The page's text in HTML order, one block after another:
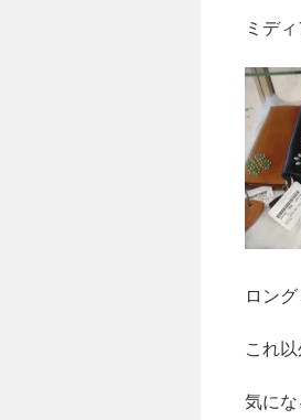
ミデ
ロン
これ
気に